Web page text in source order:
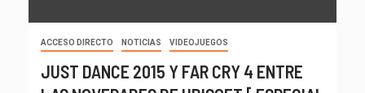
ACCESO DIRECTO NOTICIAS VIDEOJUEGOS
JUST DANCE 2015 Y FAR CRY 4 ENTRE